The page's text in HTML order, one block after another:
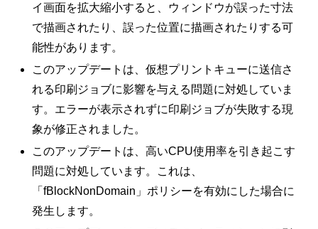
イ画面を拡大縮小すると、ウィンドウが誤った寸法
で描画されたり、誤った位置に描画されたりする可
能性があります。
このアップデートは、仮想プリントキューに送信さ
れる印刷ジョブに影響を与える問題に対処していま
す。エラーが表示されずに印刷ジョブが失敗する現
象が修正されました。
このアップデートは、高いCPU使用率を引き起こす
問題に対処しています。これは、
「fBlockNonDomain」ポリシーを有効にした場合に
発生します。